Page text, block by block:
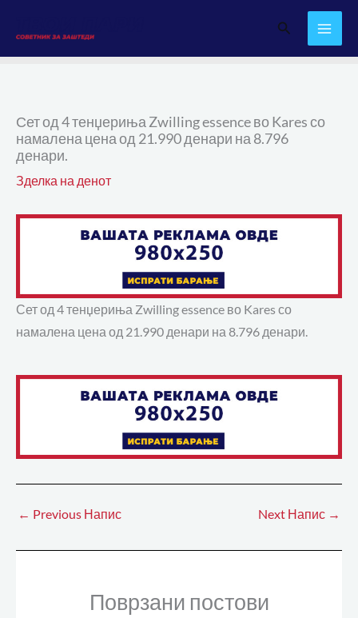
content
Search
Сет од 4 тенџериња Zwilling essence во Kares со
намалена цена од 21.990 денари на 8.796
денари.
Зделка на денот
Сет од 4 тенџериња Zwilling essence во Kares со
намалена цена од 21.990 денари на 8.796 денари.
← Previous Напис Next Напис →
Поврзани постови